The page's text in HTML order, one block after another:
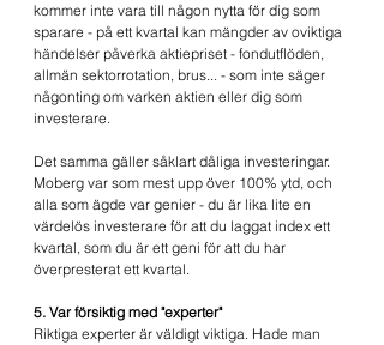
kommer inte vara till någon nytta för dig som
sparare - på ett kvartal kan mängder av oviktiga
händelser påverka aktiepriset - fondutflöden,
allmän sektorrotation, brus... - som inte säger
någonting om varken aktien eller dig som
investerare.
Det samma gäller såklart dåliga investeringar.
Moberg var som mest upp över 100% ytd, och
alla som ägde var genier - du är lika lite en
värdelös investerare för att du laggat index ett
kvartal, som du är ett geni för att du har
överpresterat ett kvartal.
5. Var försiktig med "experter"
Riktiga experter är väldigt viktiga. Hade man